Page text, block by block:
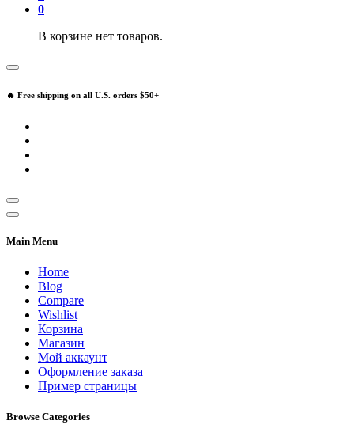
0
В корзине нет товаров.
🔥 Free shipping on all U.S. orders $50+
Main Menu
Home
Blog
Compare
Wishlist
Корзина
Магазин
Мой аккаунт
Оформление заказа
Пример страницы
Browse Categories